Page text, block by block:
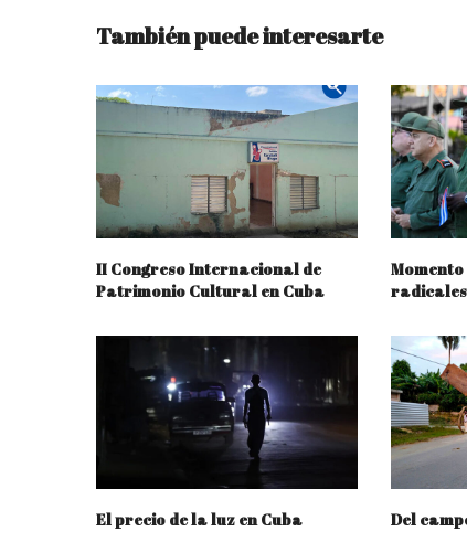
También puede interesarte
II Congreso Internacional de
Patrimonio Cultural en Cuba
radicales
El precio de la luz en Cuba Del